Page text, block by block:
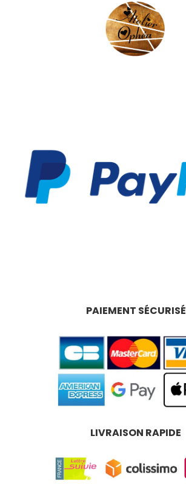
PAIEMENT SÉCURISÉ
LIVRAISON RAPIDE